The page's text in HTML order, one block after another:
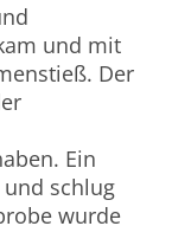
und mit
Der
Ein
schlug
wurde